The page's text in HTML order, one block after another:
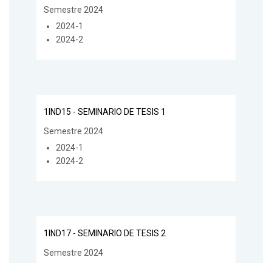
Semestre 2024
2024-1
2024-2
1IND15 - SEMINARIO DE TESIS 1
Semestre 2024
2024-1
2024-2
1IND17 - SEMINARIO DE TESIS 2
Semestre 2024